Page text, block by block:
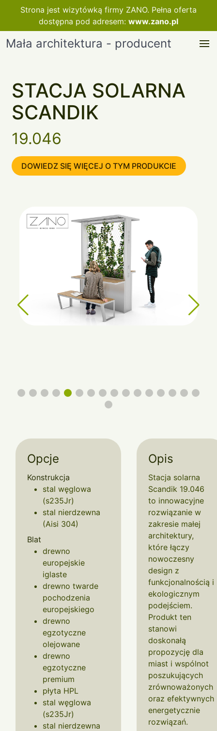
Strona jest wizytówką firmy ZANO. Pełna oferta
dostępna pod adresem: www.zano.pl
Mała architektura - producent
STACJA SOLARNA
SCANDIK
19.046
DOWIEDZ SIĘ WIĘCEJ O TYM PRODUKCIE
Opcje
Konstrukcja
stal węglowa
(s235Jr)
stal nierdzewna
(Aisi 304)
Blat
drewno
europejskie
iglaste
drewno twarde
pochodzenia
europejskiego
drewno
egzotyczne
olejowane
drewno
egzotyczne
premium
płyta HPL
stal węglowa
(s235Jr)
stal nierdzewna
Opis
Stacja solarna
Scandik 19.046
to innowacyjne
rozwiązanie w
zakresie małej
architektury,
które łączy
nowoczesny
design z
funkcjonalnością i
ekologicznym
podejściem.
Produkt ten
stanowi
doskonałą
propozycję dla
miast i wspólnot
poszukujących
zrównoważonych
oraz efektywnych
energetycznie
rozwiązań.